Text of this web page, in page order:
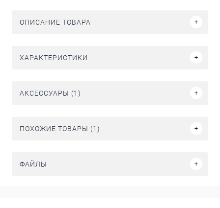
ОПИСАНИЕ ТОВАРА
ХАРАКТЕРИСТИКИ
АКСЕССУАРЫ (1)
ПОХОЖИЕ ТОВАРЫ (1)
ФАЙЛЫ